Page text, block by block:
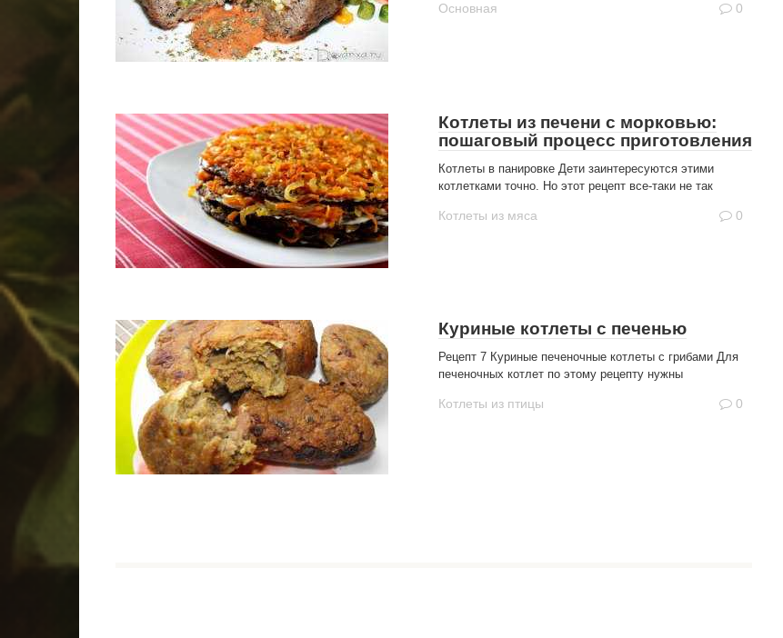
Основная 0
Котлеты из печени с морковью:
пошаговый процесс приготовления
Котлеты в панировке Дети заинтересуются этими
котлетками точно. Но этот рецепт все-таки не так
Котлеты из мяса 0
Куриные котлеты с печенью
Рецепт 7 Куриные печеночные котлеты с грибами Для
печеночных котлет по этому рецепту нужны
Котлеты из птицы 0